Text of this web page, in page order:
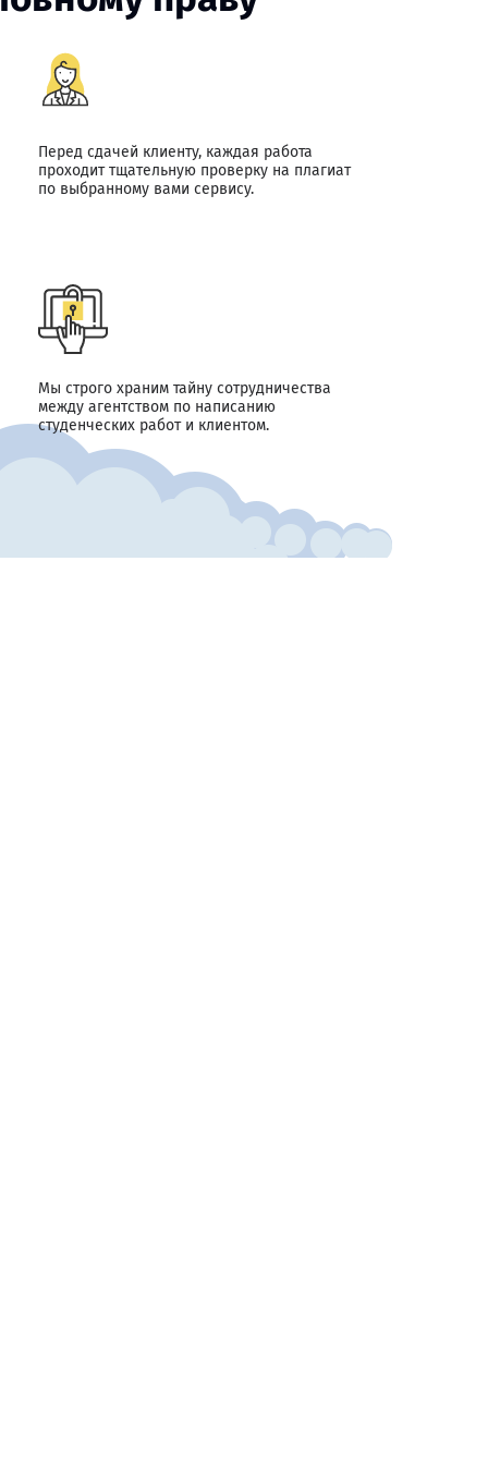
Перед сдачей клиенту, каждая работа
проходит тщательную проверку на плагиат
по выбранному вами сервису.
Мы строго храним тайну сотрудничества
между агентством по написанию
студенческих работ и клиентом.